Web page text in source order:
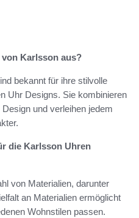
von Karlsson aus?
bekannt für ihre stilvolle
Uhr Designs. Sie kombinieren
und verleihen jedem
die Karlsson Uhren
von Materialien, darunter
an Materialien ermöglicht
Wohnstilen passen.